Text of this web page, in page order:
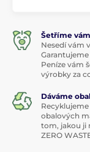
Šetříme
Nesedí vám
Peníze vám
výrobky za
Dáváme
obalových
tom, jakou ji
ZERO